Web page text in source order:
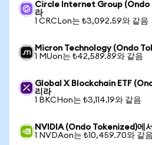
Circle Internet Group (Ondo
라
1 CRCLon는 ₺3,092.59와 같음
Micron Technology (Ondo
1 MUon는 ₺42,589.89와 같음
Global X Blockchain ETF
리라
1 BKCHon는 ₺3,114.19와 같음
NVIDIA (Ondo Tokenized)에
1 NVDAon는 ₺10,459.70와 같음